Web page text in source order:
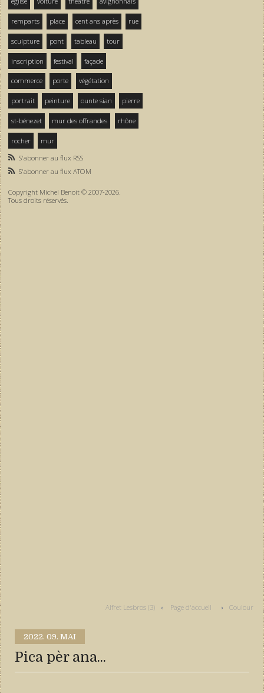
remparts place cent ans après rue
sculpture pont tableau tour
inscription festival façade
commerce porte végétation
portrait peinture ounte sian pierre
st-bénezet mur des offrandes rhône
rocher
mur
S'abonner au flux RSS
S'abonner au flux ATOM
Copyright Michel Benoit © 2007-2026.
Tous droits réservés.
Alfret Lesbros (3) Page d'accueil Coulour
2022. 09. MAI
Pica pèr ana...